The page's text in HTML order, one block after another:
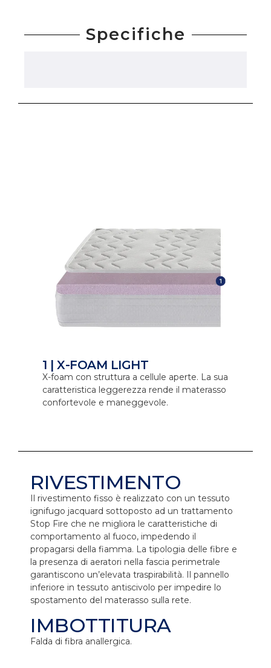
Specifiche
1 | X-FOAM LIGHT
X-foam con struttura a cellule aperte. La sua
caratteristica leggerezza rende il materasso
confortevole e maneggevole.
RIVESTIMENTO
Il rivestimento fisso è realizzato con un tessuto
ignifugo jacquard sottoposto ad un trattamento
Stop Fire che ne migliora le caratteristiche di
comportamento al fuoco, impedendo il
propagarsi della fiamma. La tipologia delle fibre e
la presenza di aeratori nella fascia perimetrale
garantiscono un’elevata traspirabilità. Il pannello
inferiore in tessuto antiscivolo per impedire lo
spostamento del materasso sulla rete.
IMBOTTITURA
Falda di fibra anallergica.